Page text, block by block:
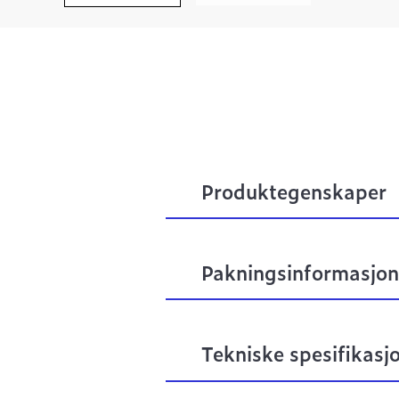
Produktegenskaper
Pakningsinformasjon
Tekniske